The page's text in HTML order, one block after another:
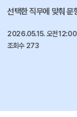
선택한 직무에 맞춰 문
2026.05.15. 오전
조회수 273